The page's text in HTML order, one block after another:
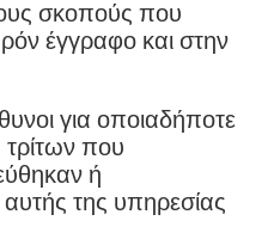
σκοπούς που
έγγραφο και στην
για οποιαδήποτε
που
ή
της υπηρεσίας